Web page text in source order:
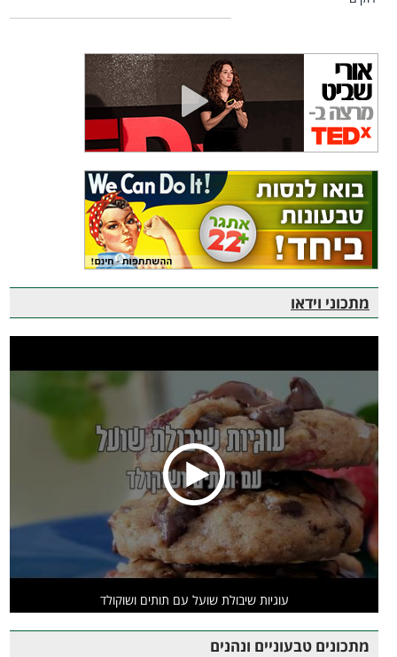
מתכוני וידאו
עוגיות שיבולת שועל עם תותים ושוקולד
מתכונים טבעוניים ונהנים